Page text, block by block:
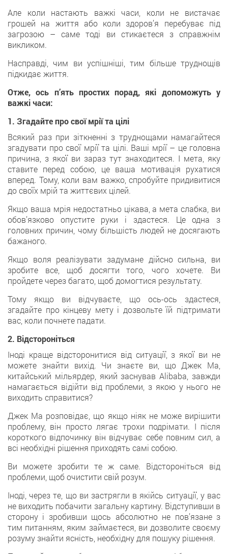
Але коли настають важкі часи, коли не вистачає
грошей на життя або коли здоров’я перебуває під
загрозою – саме тоді ви стикаєтеся з справжнім
викликом.
Насправді, чим ви успішніші, тим більше труднощів
підкидає життя.
Отже, ось п’ять простих порад, які допоможуть у
важкі часи:
1. Згадайте про свої мрії та цілі
Всякий раз при зіткненні з труднощами намагайтеся
згадувати про свої мрії та цілі. Ваші мрії – це головна
причина, з якої ви зараз тут знаходитеся. І мета, яку
ставите перед собою, це ваша мотивація рухатися
вперед. Тому, коли вам важко, спробуйте придивитися
до своїх мрій та життєвих цілей.
Якщо ваша мрія недостатньо цікава, а мета слабка, ви
обов’язково опустите руки і здастеся. Це одна з
головних причин, чому більшість людей не досягають
бажаного.
Якщо воля реалізувати задумане дійсно сильна, ви
зробите все, щоб досягти того, чого хочете. Ви
пройдете через багато, щоб домогтися результату.
Тому якщо ви відчуваєте, що ось-ось здастеся,
згадайте про кінцеву мету і дозвольте їй підтримати
вас, коли почнете падати.
2. Відстороніться
Іноді краще відсторонитися від ситуації, з якої ви не
можете знайти вихід. Чи знаєте ви, що Джек Ма,
китайський мільярдер, який заснував Alibaba, завжди
намагається відійти від проблеми, з якою у нього не
виходить справитися?
Джек Ма розповідає, що якщо ніяк не може вирішити
проблему, він просто лягає трохи подрімати. І після
короткого відпочинку він відчуває себе повним сил, а
всі необхідні рішення приходять самі собою.
Ви можете зробити те ж саме. Відстороніться від
проблеми, щоб очистити свій розум.
Іноді, через те, що ви застрягли в якійсь ситуації, у вас
не виходить побачити загальну картину. Відступивши в
сторону і зробивши щось абсолютно не пов’язане з
тим питанням, яким займаєтеся, ви дозволите своєму
розуму знайти ясність, необхідну для пошуку рішення.